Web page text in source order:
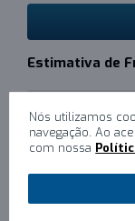
Estimativa de
Nós utilizamos
navegação. Ao
com nossa